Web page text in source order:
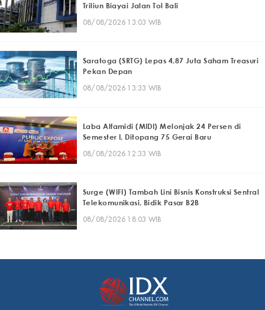
Triliun Biayai Jalan Tol Bali
08/08/2026 13:03 WIB
Saratoga (SRTG) Lepas 4,87 Juta Saham Treasuri
Pekan Depan
08/08/2026 13:33 WIB
Laba Alfamidi (MIDI) Melonjak 24 Persen di
Semester I, Ditopang 75 Gerai Baru
08/08/2026 12:33 WIB
Surge (WIFI) Tambah Lini Bisnis Konstruksi Sentral
Telekomunikasi, Bidik Pasar B2B
08/08/2026 18:03 WIB